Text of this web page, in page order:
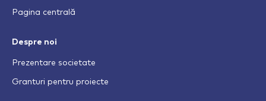
Pagina centrală
Despre noi
Prezentare societate
Granturi pentru proiecte